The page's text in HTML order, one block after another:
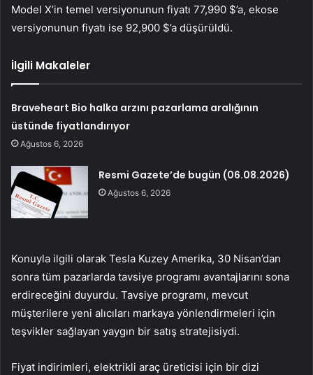
Model X’in temel versiyonunun fiyatı 77,990 $’a, ekose
versiyonunun fiyatı ise 92,900 $’a düşürüldü.
İlgili Makaleler
Braveheart Bio halka arzını pazarlama aralığının
üstünde fiyatlandırıyor
Ağustos 6, 2026
Resmi Gazete’de bugün (06.08.2026)
Ağustos 6, 2026
Konuyla ilgili olarak Tesla Kuzey Amerika, 30 Nisan’dan
sonra tüm pazarlarda tavsiye programı avantajlarını sona
erdireceğini duyurdu. Tavsiye programı, mevcut
müşterilere yeni alıcıları markaya yönlendirmeleri için
teşvikler sağlayan yaygın bir satış stratejisiydi.
Fiyat indirimleri, elektrikli araç üreticisi için bir dizi